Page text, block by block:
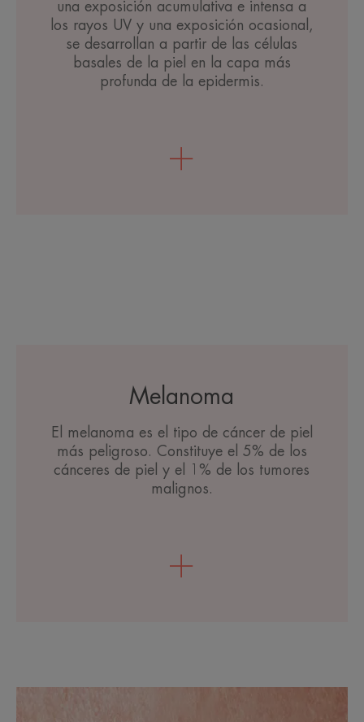
una exposición acumulativa e intensa a
los rayos UV y una exposición ocasional,
se desarrollan a partir de las células
basales de la piel en la capa más
profunda de la epidermis.
Melanoma
El melanoma es el tipo de cáncer de piel
más peligroso. Constituye el 5% de los
cánceres de piel y el 1% de los tumores
malignos.